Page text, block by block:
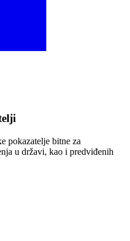
pokazatelje bitne za
u državi, kao i predviđenih